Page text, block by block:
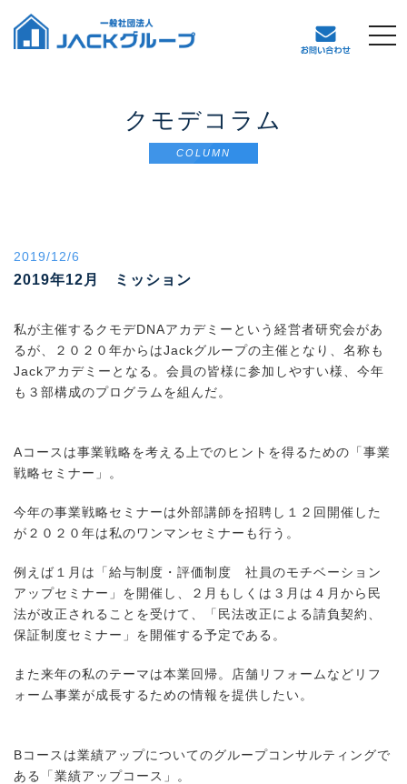
t
クモデコラム
COLUMN
2019/12/6
2019年12月 ミッション
私が主催するクモデDNAアカデミーという経営者研究会があ
るが、２０２０年からはJackグループの主催となり、名称も
Jackアカデミーとなる。会員の皆様に参加しやすい様、今年
も３部構成のプログラムを組んだ。
Aコースは事業戦略を考える上でのヒントを得るための「事業
戦略セミナー」。
今年の事業戦略セミナーは外部講師を招聘し１２回開催した
が２０２０年は私のワンマンセミナーも行う。
例えば１月は「給与制度・評価制度 社員のモチベーション
アップセミナー」を開催し、２月もしくは３月は４月から民
法が改正されることを受けて、「民法改正による請負契約、
保証制度セミナー」を開催する予定である。
また来年の私のテーマは本業回帰。店舗リフォームなどリフ
ォーム事業が成長するための情報を提供したい。
Bコースは業績アップについてのグループコンサルティングで
ある「業績アップコース」。